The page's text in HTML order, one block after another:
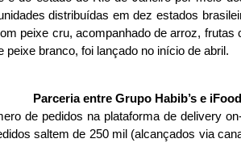
distribuídas em dez estados
peixe cru, acompanhado de arroz,
branco, foi lançado no início de abril.
Parceria entre Grupo Habib’s e
de pedidos na plataforma de delivery
saltem de 250 mil (alcançados via